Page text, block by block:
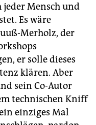
jeder Mensch und
Es wäre
Merholz, der
er solle dieses
klären. Aber
sein Co-Autor
technischen Kniff
einziges Mal